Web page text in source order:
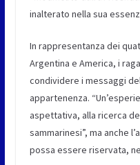
inalterato nella sua
In rappresentanza dei
Argentina e America, i
condividere i messaggi
appartenenza.
aspettativa, alla ricerca
sammarinesi”, ma anche
possa essere riservata,